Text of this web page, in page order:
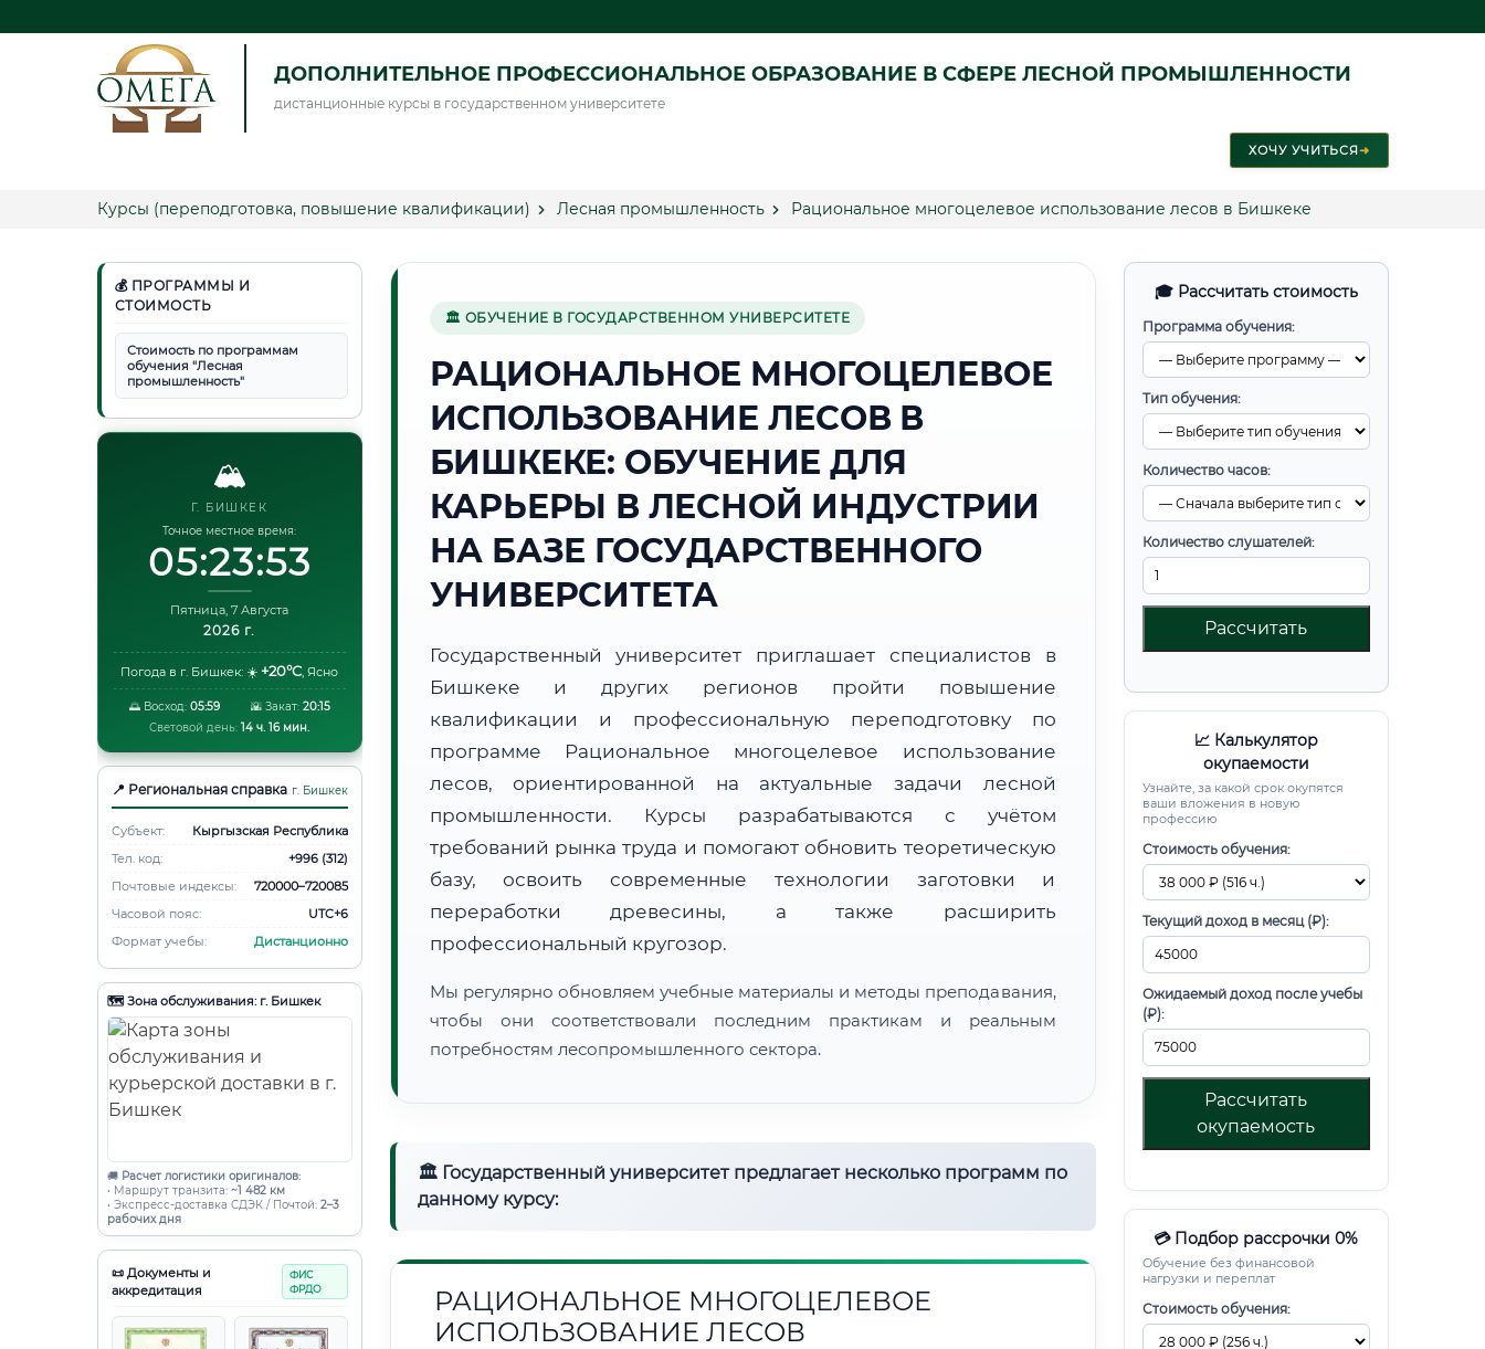
ДОПОЛНИТЕЛЬНОЕ ПРОФЕССИОНАЛЬНОЕ ОБРАЗОВАНИЕ В СФЕРЕ ЛЕСНОЙ ПРОМЫШЛЕННОСТИ
дистанционные курсы в государственном университете
ХОЧУ УЧИТЬСЯ➜
Курсы (переподготовка, повышение квалификации) Лесная промышленность Рациональное многоцелевое использование лесов в Бишкеке
💰 ПРОГРАММЫ И
СТОИМОСТЬ
Стоимость по программам
обучения "Лесная
промышленность"
🏔️
Г. БИШКЕК
Точное местное время:
05:23:54
Пятница, 7 Августа
2026 г.
Погода в г. Бишкек: ☀️ +20°C, Ясно
🌅 Восход: 05:59 🌇 Закат: 20:15
Световой день: 14 ч. 16 мин.
📍 Региональная справка г. Бишкек
Субъект:
Кыргызская Республика
Тел. код:
+996 (312)
Почтовые индексы:
720000–720085
Часовой пояс:
UTC+6
Формат учебы:
Дистанционно
🗺️ Зона обслуживания: г. Бишкек
🚚 Расчет логистики оригиналов:
• Маршрут транзита: ~1 482 км
• Экспресс-доставка СДЭК / Почтой: 2–3
рабочих дня
📜 Документы и
аккредитация
ФИС
ФРДО
🎓 Рассчитать стоимость
Программа обучения:
Тип обучения:
Количество часов:
Количество слушателей:
Рассчитать
📈 Калькулятор
окупаемости
Узнайте, за какой срок окупятся
ваши вложения в новую
профессию
Стоимость обучения:
Текущий доход в месяц (₽):
Ожидаемый доход после учебы
(₽):
Рассчитать
окупаемость
💳 Подбор рассрочки 0%
Обучение без финансовой
нагрузки и переплат
Стоимость обучения:
🏛 ОБУЧЕНИЕ В ГОСУДАРСТВЕННОМ УНИВЕРСИТЕТЕ
РАЦИОНАЛЬНОЕ МНОГОЦЕЛЕВОЕ
ИСПОЛЬЗОВАНИЕ ЛЕСОВ В
БИШКЕКЕ: ОБУЧЕНИЕ ДЛЯ
КАРЬЕРЫ В ЛЕСНОЙ ИНДУСТРИИ
НА БАЗЕ ГОСУДАРСТВЕННОГО
УНИВЕРСИТЕТА
Государственный университет приглашает специалистов в
Бишкеке и других регионов пройти повышение
квалификации и профессиональную переподготовку по
программе Рациональное многоцелевое использование
лесов, ориентированной на актуальные задачи лесной
промышленности. Курсы разрабатываются с учётом
требований рынка труда и помогают обновить теоретическую
базу, освоить современные технологии заготовки и
переработки древесины, а также расширить
профессиональный кругозор.
Мы регулярно обновляем учебные материалы и методы преподавания,
чтобы они соответствовали последним практикам и реальным
потребностям лесопромышленного сектора.
🏛 Государственный университет предлагает несколько программ по
данному курсу:
РАЦИОНАЛЬНОЕ МНОГОЦЕЛЕВОЕ
ИСПОЛЬЗОВАНИЕ ЛЕСОВ